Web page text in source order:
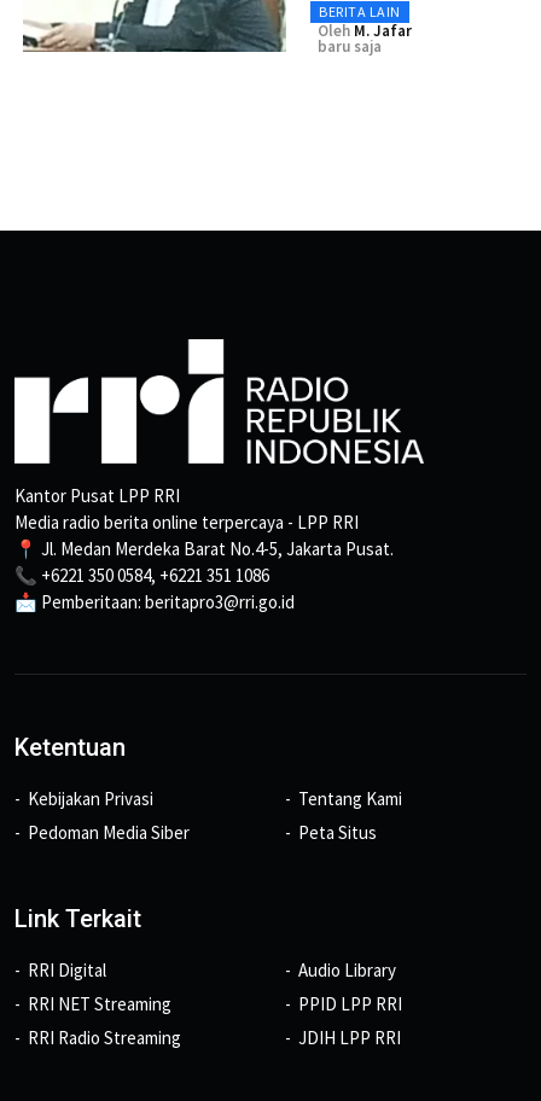
BERITA LAIN
Oleh M. Jafar
baru saja
Kantor Pusat LPP RRI
Media radio berita online terpercaya - LPP RRI
📍 Jl. Medan Merdeka Barat No.4-5, Jakarta Pusat.
📞 +6221 350 0584, +6221 351 1086
📩 Pemberitaan: beritapro3@rri.go.id
Ketentuan
Kebijakan Privasi
Pedoman Media Siber
Tentang Kami
Peta Situs
Link Terkait
RRI Digital
RRI NET Streaming
RRI Radio Streaming
Audio Library
PPID LPP RRI
JDIH LPP RRI